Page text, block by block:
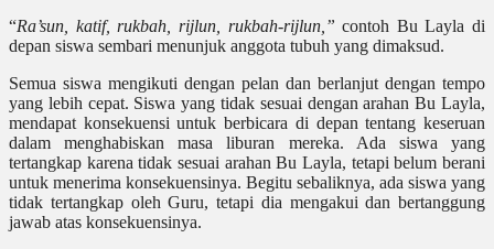
“Ra’sun, katif, rukbah, rijlun, rukbah-rijlun,” contoh Bu Layla di
depan siswa sembari menunjuk anggota tubuh yang dimaksud.
Semua siswa mengikuti dengan pelan dan berlanjut dengan tempo
yang lebih cepat. Siswa yang tidak sesuai dengan arahan Bu Layla,
mendapat konsekuensi untuk berbicara di depan tentang keseruan
dalam menghabiskan masa liburan mereka. Ada siswa yang
tertangkap karena tidak sesuai arahan Bu Layla, tetapi belum berani
untuk menerima konsekuensinya. Begitu sebaliknya, ada siswa yang
tidak tertangkap oleh Guru, tetapi dia mengakui dan bertanggung
jawab atas konsekuensinya.